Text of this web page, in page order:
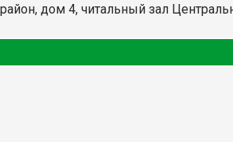
дом 4, читальный зал